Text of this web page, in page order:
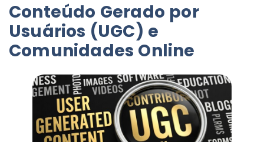
Conteúdo Gerado por
Usuários (UGC) e
Comunidades Online